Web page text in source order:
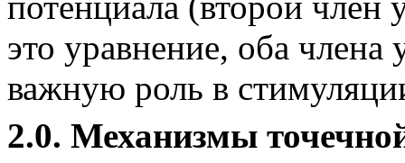
это уравнение, оба члена
важную роль в
2.0. Механизмы